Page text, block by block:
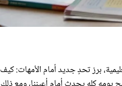
برز تحدٍ جديد أمام الأمهات: كيف